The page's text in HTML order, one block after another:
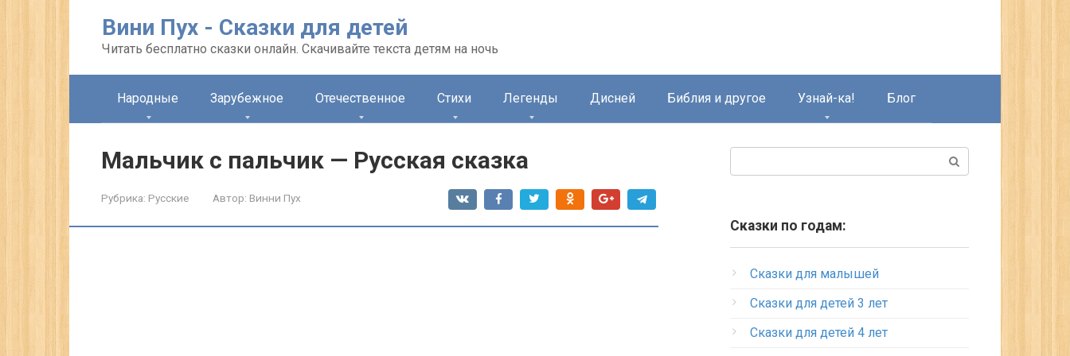
Вини Пух - Сказки для детей
Читать бесплатно сказки онлайн. Скачивайте текста детям на ночь
Народные Зарубежное Отечественное Стихи Легенды Дисней Библия и другое Узнай-ка! Блог
Мальчик с пальчик — Русская сказка
Рубрика: Русские Автор: Винни Пух
Сказки по годам:
Сказки для малышей
Сказки для детей 3 лет
Сказки для детей 4 лет